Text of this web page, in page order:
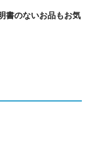
書のないお品もお気